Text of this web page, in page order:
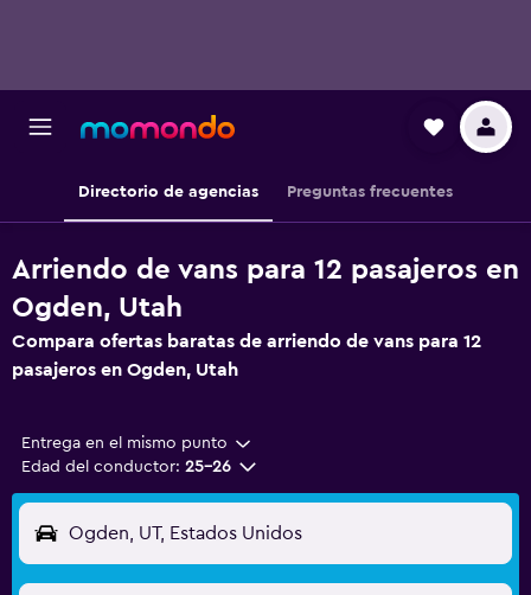
Directorio de agencias Preguntas frecuentes
Arriendo de vans para 12 pasajeros en
Ogden, Utah
Compara ofertas baratas de arriendo de vans para 12
pasajeros en Ogden, Utah
Entrega en el mismo punto
Edad del conductor: 25-26
Ogden, UT, Estados Unidos